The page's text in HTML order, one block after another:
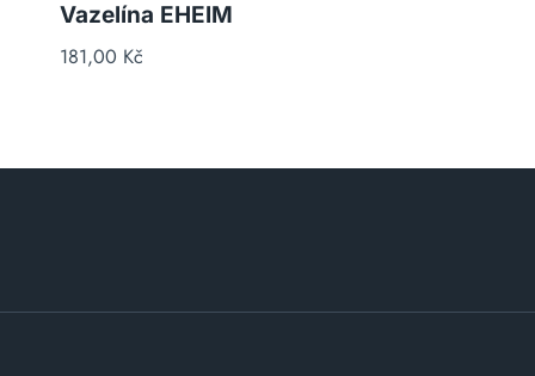
Vazelína EHEIM
181,00 Kč